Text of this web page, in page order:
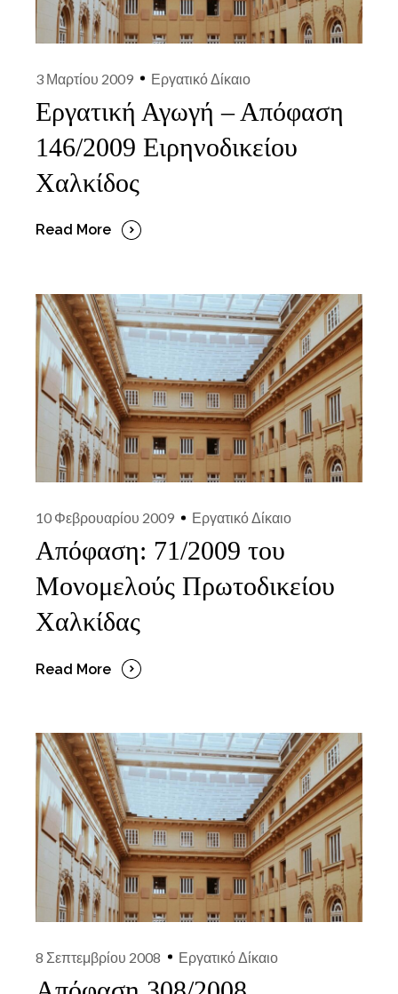
3 Μαρτίου 2009 Εργατικό Δίκαιο
Εργατική Αγωγή – Απόφαση
146/2009 Ειρηνοδικείου
Χαλκίδος
Read More
10 Φεβρουαρίου 2009 Εργατικό Δίκαιο
Απόφαση: 71/2009 του
Μονομελούς Πρωτοδικείου
Χαλκίδας
Read More
8 Σεπτεμβρίου 2008 Εργατικό Δίκαιο